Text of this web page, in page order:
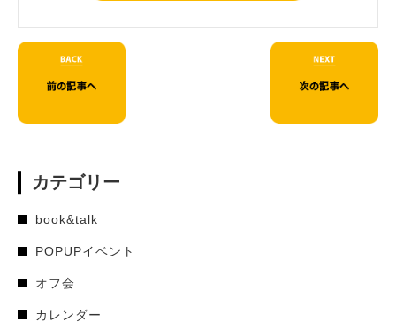
カテゴリー
book&talk
POPUPイベント
オフ会
カレンダー